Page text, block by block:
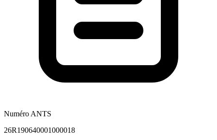
Numéro ANTS
26R190640001000018